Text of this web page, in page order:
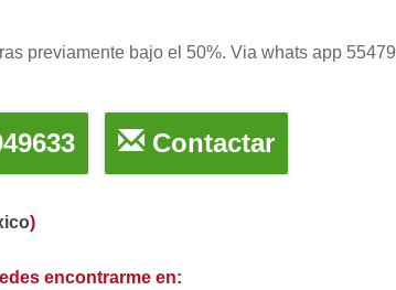
previamente bajo el 50%. Via whats app
Contactar
)
encontrarme en: